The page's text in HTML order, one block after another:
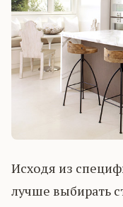
Исходя из
лучше выбирать